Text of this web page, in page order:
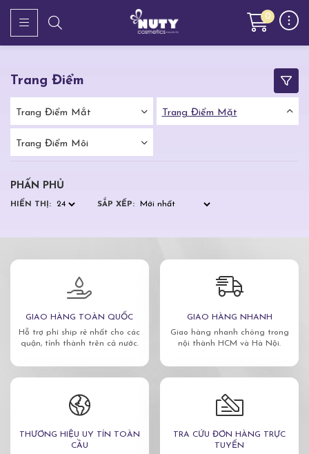
0
Trang Điểm
Trang Điểm Mắt Trang Điểm Mặt
Trang Điểm Môi
PHẤN PHỦ
HIỂN THỊ: SẮP XẾP:
GIAO HÀNG TOÀN QUỐC
Hỗ trợ phí ship rẻ nhất cho các
quận, tỉnh thành trên cả nước.
GIAO HÀNG NHANH
Giao hàng nhanh chóng trong
nội thành HCM và Hà Nội.
THƯƠNG HIỆU UY TÍN TOÀN
CẦU
TRA CỨU ĐƠN HÀNG TRỰC
TUYẾN